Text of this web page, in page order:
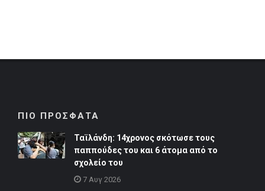
ΠΙΟ ΠΡΟΣΦΑΤΑ
Ταϊλάνδη: 14χρονος σκότωσε τους
παππούδες του και 6 άτομα από το
σχολείο του
7 Αυγ 2026